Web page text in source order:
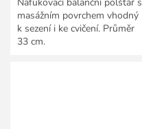
masážním povrchem vhodný
k sezení i ke cvičení. Průměr
33 cm.